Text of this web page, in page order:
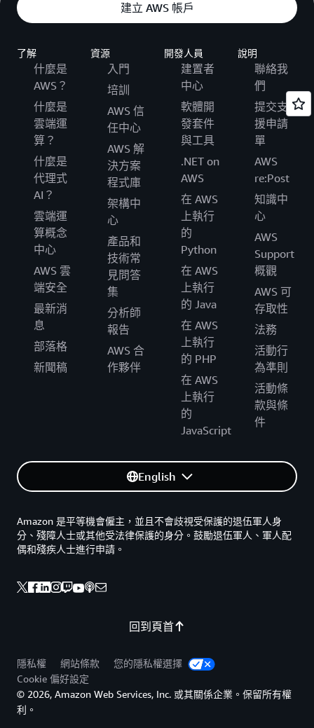
建立 AWS 帳戶
了解
什麼是
AWS？
什麼是
雲端運
算？
什麼是
代理式
AI？
雲端運
算概念
中心
AWS 雲
端安全
最新消
息
部落格
新聞稿
資源
入門
培訓
AWS 信
任中心
AWS 解
決方案
程式庫
架構中
心
產品和
技術常
見問答
集
分析師
報告
AWS 合
作夥伴
開發人員
建置者
中心
軟體開
發套件
與工具
.NET on
AWS
在 AWS
上執行
的
Python
在 AWS
上執行
的 Java
在 AWS
上執行
的 PHP
在 AWS
上執行
的
JavaScript
說明
聯絡我
們
提交支
援申請
單
AWS
re:Post
知識中
心
AWS
Support
概觀
AWS 可
存取性
法務
活動行
為準則
活動條
款與條
件
English
回到頁首
Amazon 是平等機會僱主，並且不會歧視受保護的退伍軍人身
分、殘障人士或其他受法律保護的身分。鼓勵退伍軍人、軍人配
偶和殘疾人士進行申請。
隱私權 網站條款
您的隱私權選擇
Cookie 偏好設定
© 2026, Amazon Web Services, Inc. 或其關係企業。保留所有權
利。